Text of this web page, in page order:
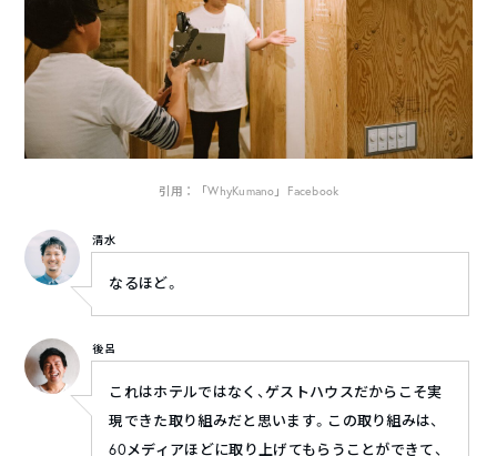
引用：「WhyKumano」Facebook
清水
なるほど。
後呂
これはホテルではなく、ゲストハウスだからこそ実
現できた取り組みだと思います。この取り組みは、
60メディアほどに取り上げてもらうことができて、